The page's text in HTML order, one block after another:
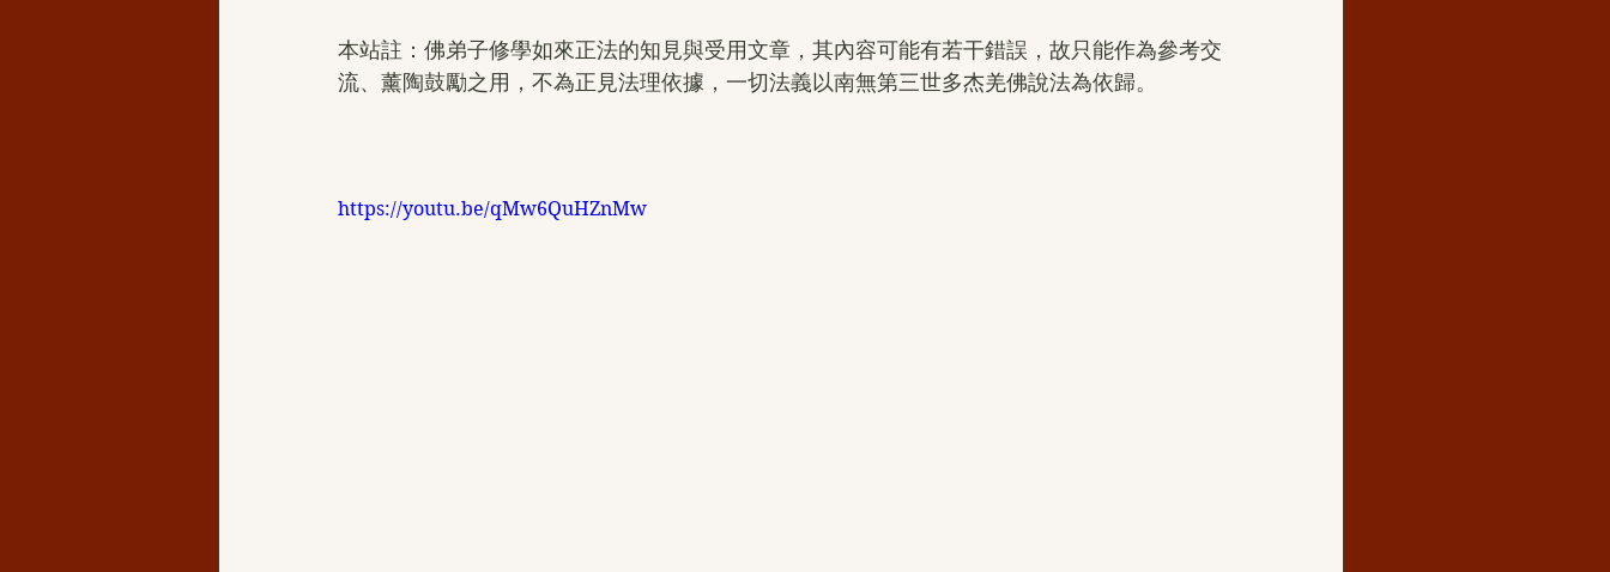
本站註：佛弟子修學如來正法的知見與受用文章，其內容可能有若干錯誤，故只能作為參考交
流、薰陶鼓勵之用，不為正見法理依據，一切法義以南無第三世多杰羌佛說法為依歸。
https://youtu.be/qMw6QuHZnMw